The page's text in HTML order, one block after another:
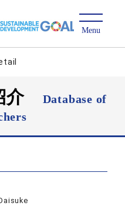
介
Database of